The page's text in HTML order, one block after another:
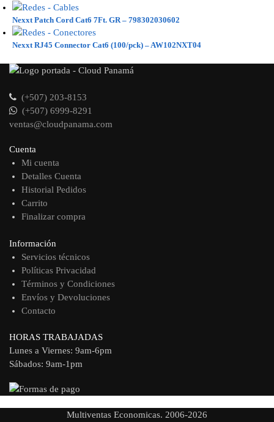
Nexxt Patch Cord Cat6 7Ft. GR – 798302030602
Nexxt RJ45 Connector Cat6 (100/pck) – AW102NXT04
(+507) 203-8153
(+507) 6999-8291
ventas@cloudpanama.com
Cuenta
Mi cuenta
Detalles Cuenta
Historial Pedidos
Carrito
Finalizar compra
Información
Servicios técnicos
Políticas Privacidad
Términos y Condiciones
Envíos y Devoluciones
Contacto
HORAS TRABAJADAS
Lunes a Viernes: 9am-6pm
Sábados: 9am-1pm
Multiventas Economicas. 2006-2026